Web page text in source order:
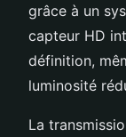
grâce à un
capteur HD
définition,
luminosité
La